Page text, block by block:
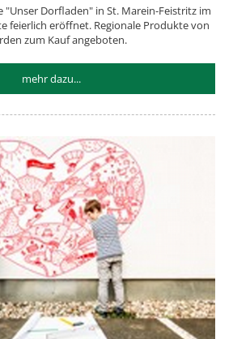
"Unser Dorfladen" in St. Marein-Feistritz im
feierlich eröffnet. Regionale Produkte von
zum Kauf angeboten.
mehr dazu...